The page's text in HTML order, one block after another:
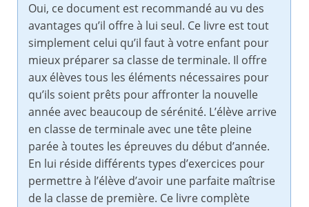
Oui, ce document est recommandé au vu des
avantages qu’il offre à lui seul. Ce livre est tout
simplement celui qu’il faut à votre enfant pour
mieux préparer sa classe de terminale. Il offre
aux élèves tous les éléments nécessaires pour
qu’ils soient prêts pour affronter la nouvelle
année avec beaucoup de sérénité. L’élève arrive
en classe de terminale avec une tête pleine
parée à toutes les épreuves du début d’année.
En lui réside différents types d’exercices pour
permettre à l’élève d’avoir une parfaite maîtrise
de la classe de première. Ce livre complète